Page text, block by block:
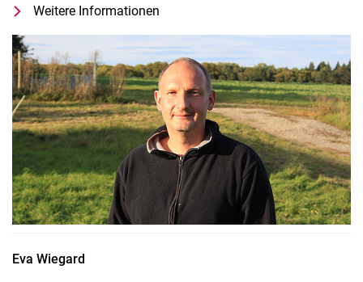
Weitere Informationen
Eva Wiegard